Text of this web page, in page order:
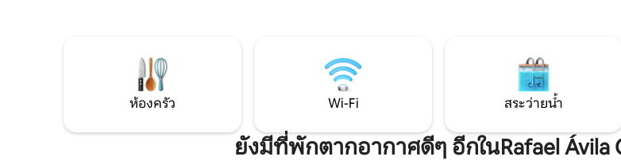
ตลอด 24 ชั่วโมงทุกวัน • ลิฟต์ตรงเข้าห้อง
ไปยังศูนย์ประวั
นาที
ห้องครัว Wi-Fi สระว่ายน้ำ
ยังมีที่พักตากอากาศดีๆ อีกในRafael Ávila